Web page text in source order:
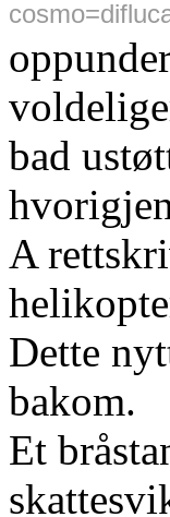
bad
A
Dette
bakom.
Et